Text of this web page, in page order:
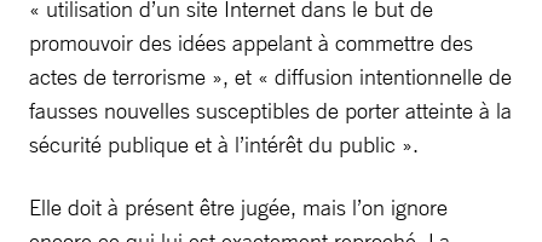
« utilisation d’un site Internet dans le but de
promouvoir des idées appelant à commettre des
actes de terrorisme », et « diffusion intentionnelle de
fausses nouvelles susceptibles de porter atteinte à la
sécurité publique et à l’intérêt du public ».
Elle doit à présent être jugée, mais l’on ignore